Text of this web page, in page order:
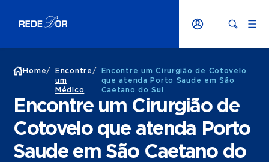
Home/
Encontre
um
Médico
/
Encontre um Cirurgião de Cotovelo
que atenda Porto Saude em São
Caetano do Sul
Encontre um Cirurgião de
Cotovelo que atenda Porto
Saude em São Caetano do